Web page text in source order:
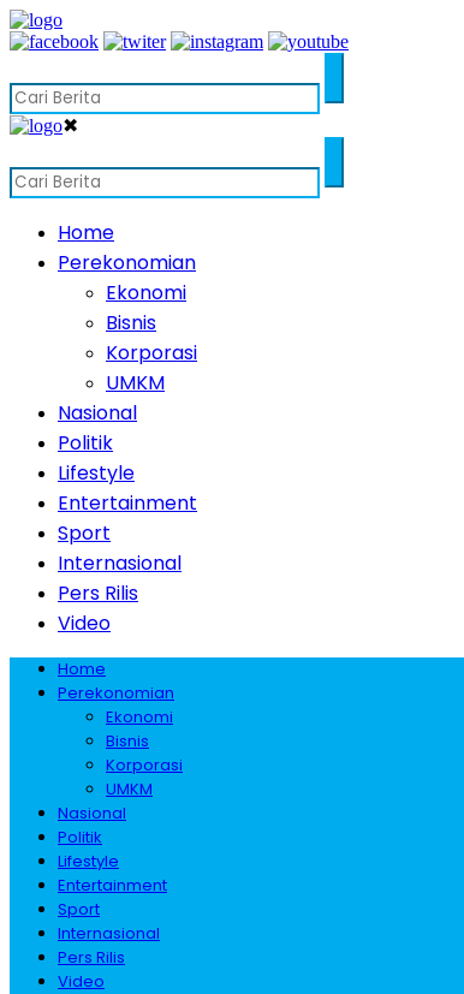
✖
Home
Perekonomian
Ekonomi
Bisnis
Korporasi
UMKM
Nasional
Politik
Lifestyle
Entertainment
Sport
Internasional
Pers Rilis
Video
Home
Perekonomian
Ekonomi
Bisnis
Korporasi
UMKM
Nasional
Politik
Lifestyle
Entertainment
Sport
Internasional
Pers Rilis
Video